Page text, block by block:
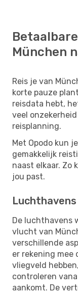
München
Reis je van
korte pauze
reisdata hebt,
veel
reisplanning.
Met Opodo kun
gemakkelijk
naast elkaar. Zo
jou past.
Luchthavens
De luchthavens
vlucht van
verschillende
er rekening mee
vliegveld
controleren
aankomt. De